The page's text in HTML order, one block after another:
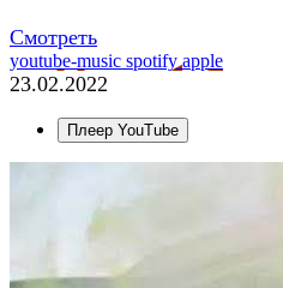
Смотреть
youtube-music spotifyapple
23.02.2022
Плеер YouTube